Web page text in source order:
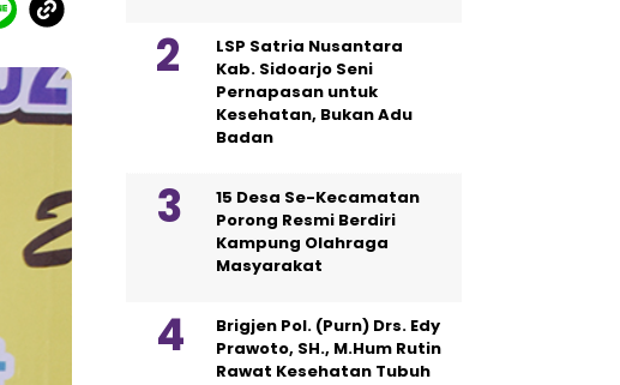
LSP Satria Nusantara
Kab. Sidoarjo Seni
Pernapasan untuk
Kesehatan, Bukan Adu
Badan
15 Desa Se-Kecamatan
Porong Resmi Berdiri
Kampung Olahraga
Masyarakat
Brigjen Pol. (Purn) Drs. Edy
Prawoto, SH., M.Hum Rutin
Rawat Kesehatan Tubuh